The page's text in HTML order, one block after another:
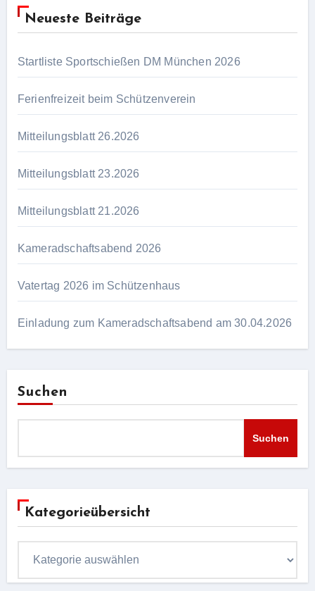
Neueste Beiträge
Startliste Sportschießen DM München 2026
Ferienfreizeit beim Schützenverein
Mitteilungsblatt 26.2026
Mitteilungsblatt 23.2026
Mitteilungsblatt 21.2026
Kameradschaftsabend 2026
Vatertag 2026 im Schützenhaus
Einladung zum Kameradschaftsabend am 30.04.2026
Suchen
Suchen
Kategorieübersicht